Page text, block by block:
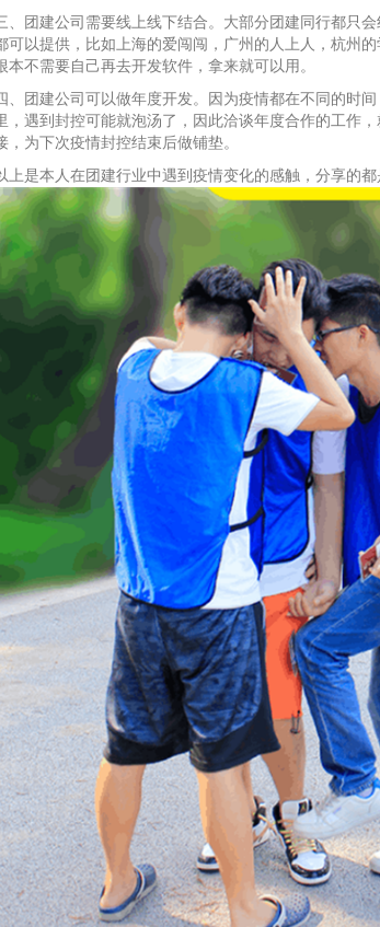
、团建公司需要线上线下结合。大部分团建同行都只
可以提供，比如上海的爱闯闯，广州的人上人，杭州
本不需要自己再去开发软件，拿来就可以用。
、团建公司可以做年度开发。因为疫情都在不同的时
，遇到封控可能就泡汤了，因此洽谈年度合作的工作
，为下次疫情封控结束后做铺垫。
上是本人在团建行业中遇到疫情变化的感触，分享的